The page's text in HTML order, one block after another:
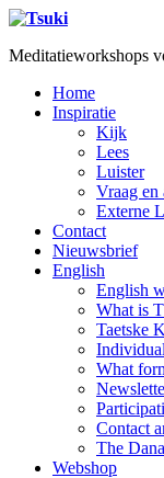
Meditatieworkshops
Home
Inspiratie
Kijk
Lees
Luister
Vraag en
Externe
Contact
Nieuwsbrief
English
English
What is
Taetske
What
Contact
The
Webshop